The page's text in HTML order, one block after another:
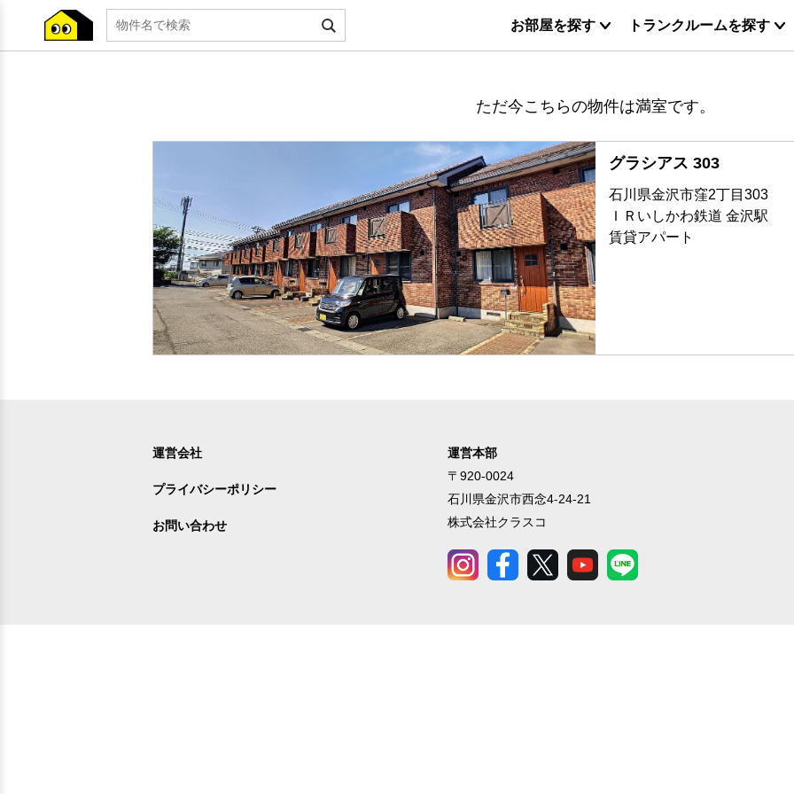
お部屋を探す トランクルームを探す
ただ今こちらの物件は満室です。
グラシアス 303
石川県金沢市窪2丁目303
ＩＲいしかわ鉄道 金沢駅
賃貸アパート
運営会社
プライバシーポリシー
お問い合わせ
運営本部
〒920-0024
石川県金沢市西念4-24-21
株式会社クラスコ